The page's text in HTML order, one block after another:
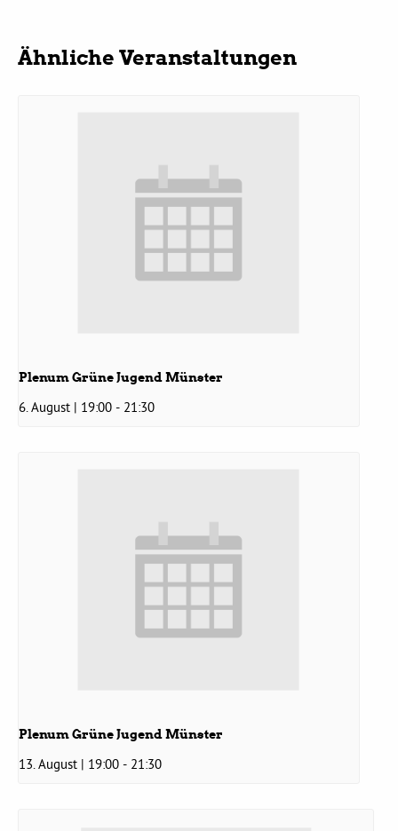
Grüne im Rathaus
Fraktionsgeschäftsstelle
Aktiv werden
Kommunalpolitik
Ähnliche Veranstaltungen
Plenum Grüne Jugend Münster
6. August | 19:00 - 21:30
Plenum Grüne Jugend Münster
13. August | 19:00 - 21:30